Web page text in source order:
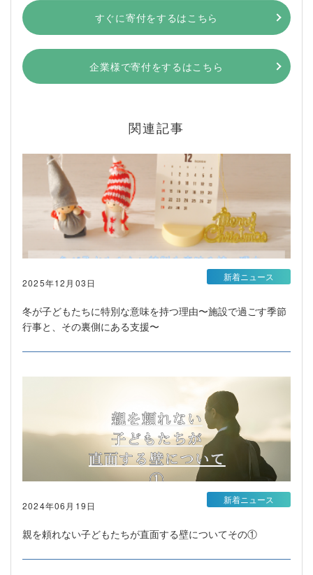
すぐに寄付をするはこちら
企業様で寄付をするはこちら
関連記事
2025年12月03日
冬が子どもたちに特別な意味を持つ理由〜施設で過ごす季節
行事と、その裏側にある支援〜
新着ニュース
2024年06月19日
親を頼れない子どもたちが直面する壁についてその①
新着ニュース